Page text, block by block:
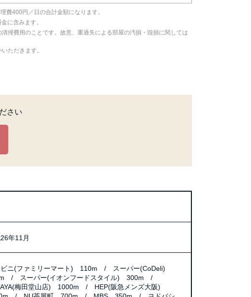
費400円／日の合計金額になります。
に含みます。
掃費用のことです。故意、重過失による部屋の汚損・毀損に関しては
ただきます。
さい
年11月
ビニ(ファミリーマート) 110m / スーパー(CoDeli)
/ スーパー(イオンフードスタイル) 300m /
梅田堂山店) 1000m / HEP(阪急メンズ大阪)